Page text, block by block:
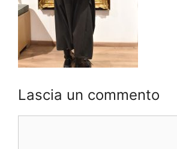
Lascia un commento